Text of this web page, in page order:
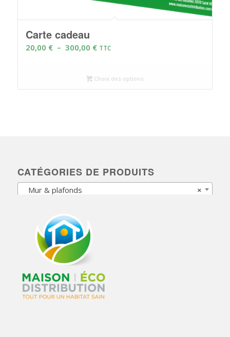
Carte cadeau
20,00 € – 300,00 €Plage
20,00 €
TTC
Choix des options
CATÉGORIES DE PRODUITS
×
Mur & plafonds